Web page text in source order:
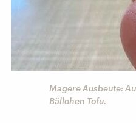
Magere Ausbeute:
Bällchen Tofu.